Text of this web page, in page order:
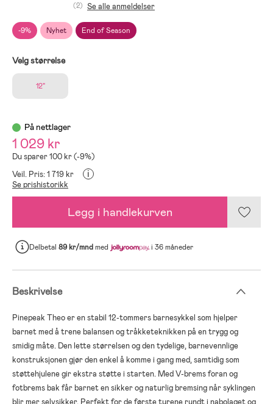
-9% Nyhet End of Season
(2) Se alle anmeldelser
Velg størrelse
12"
På nettlager
1 029 kr
Du sparer 100 kr (-9%)
Veil. Pris: 1 719 kr
i
Se prishistorikk
Legg i handlekurven
Delbetal 89 kr/mndmed i 36 måneder
Beskrivelse
Pinepeak Theo er en stabil 12-tommers barnesykkel som hjelper
barnet med å trene balansen og tråkketeknikken på en trygg og
smidig måte. Den lette størrelsen og den tydelige, barnevennlige
konstruksjonen gjør den enkel å komme i gang med, samtidig som
støttehjulene gir ekstra støtte i starten. Med V-brems foran og
fotbrems bak får barnet en sikker og naturlig bremsing når syklingen
blir mer selvsikker. Perfekt for de første turene rundt i nabolaget og